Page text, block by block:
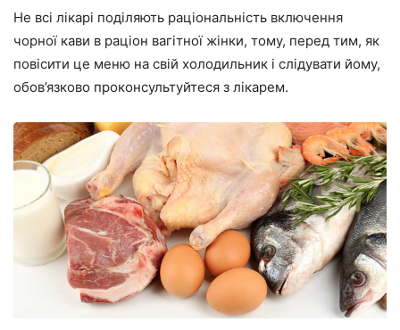
Не всі лікарі поділяють раціональність включення
чорної кави в раціон вагітної жінки, тому, перед тим, як
повісити це меню на свій холодильник і слідувати йому,
обов’язково проконсультуйтеся з лікарем.